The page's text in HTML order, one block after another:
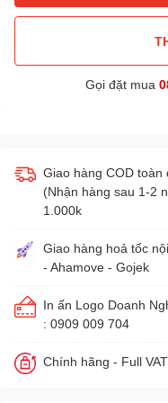
Gọi đặt mua
Giao hàng COD
(Nhận hàng sau 1-2
1.000k
Giao hàng hoả tốc
- Ahamove - Gojek
In ấn Logo Doanh
: 0909 009 704
Chính hãng - Full